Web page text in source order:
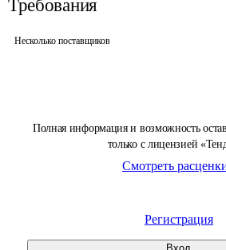
Полная информация и возможность
только с лицензией
Смотреть
Регистрация
Требования
Несколько поставщиков